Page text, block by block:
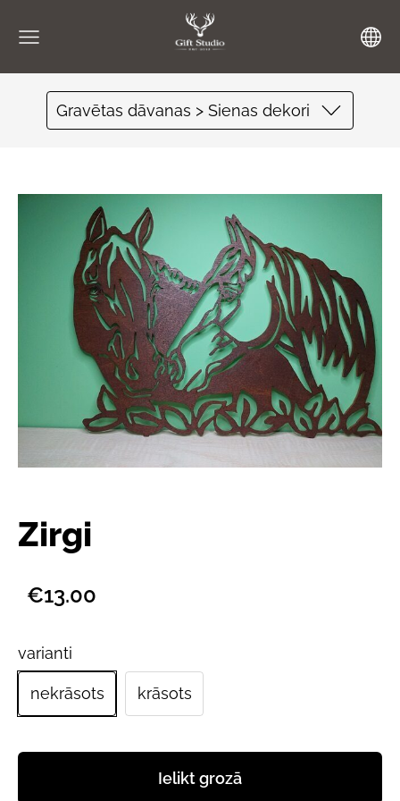
Gravētas dāvanas > Sienas dekori
Zirgi
€13.00
varianti
nekrāsots krāsots
Ielikt grozā